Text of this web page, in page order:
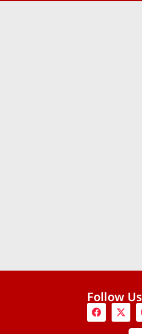
Follow Us